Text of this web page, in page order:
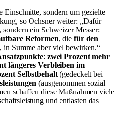
Einschnitte, sondern um gezielte
so Ochsner weiter: „Dafür
ein Schweizer Messer:
Reformen, die für den
in Summe aber viel bewirken.“
: zwei Prozent mehr
längeres Verbleiben im
Selbstbehalt (gedeckelt bei
(ausgenommen sozial
schaffen diese Maßnahmen viele
und entlasten das